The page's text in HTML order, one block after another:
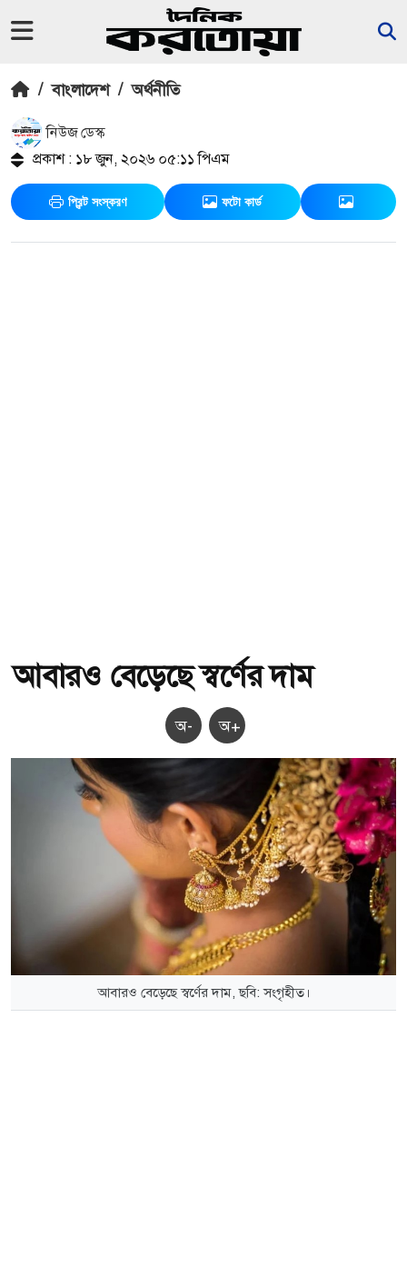
/ বাংলাদেশ / অর্থনীতি
নিউজ ডেস্ক
প্রকাশ : ১৮ জুন, ২০২৬ ০৫:১১ পিএম
প্রিন্ট সংস্করণ ফটো কার্ড
আবারও বেড়েছে স্বর্ণের দাম
অ- অ+
আবারও বেড়েছে স্বর্ণের দাম, ছবি: সংগৃহীত।